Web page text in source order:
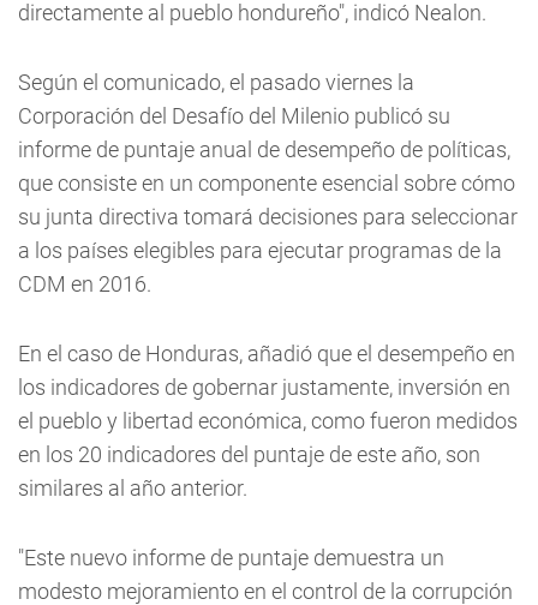
directamente al pueblo hondureño", indicó Nealon.
Según el comunicado, el pasado viernes la
Corporación del Desafío del Milenio publicó su
informe de puntaje anual de desempeño de políticas,
que consiste en un componente esencial sobre cómo
su junta directiva tomará decisiones para seleccionar
a los países elegibles para ejecutar programas de la
CDM en 2016.
En el caso de Honduras, añadió que el desempeño en
los indicadores de gobernar justamente, inversión en
el pueblo y libertad económica, como fueron medidos
en los 20 indicadores del puntaje de este año, son
similares al año anterior.
"Este nuevo informe de puntaje demuestra un
modesto mejoramiento en el control de la corrupción